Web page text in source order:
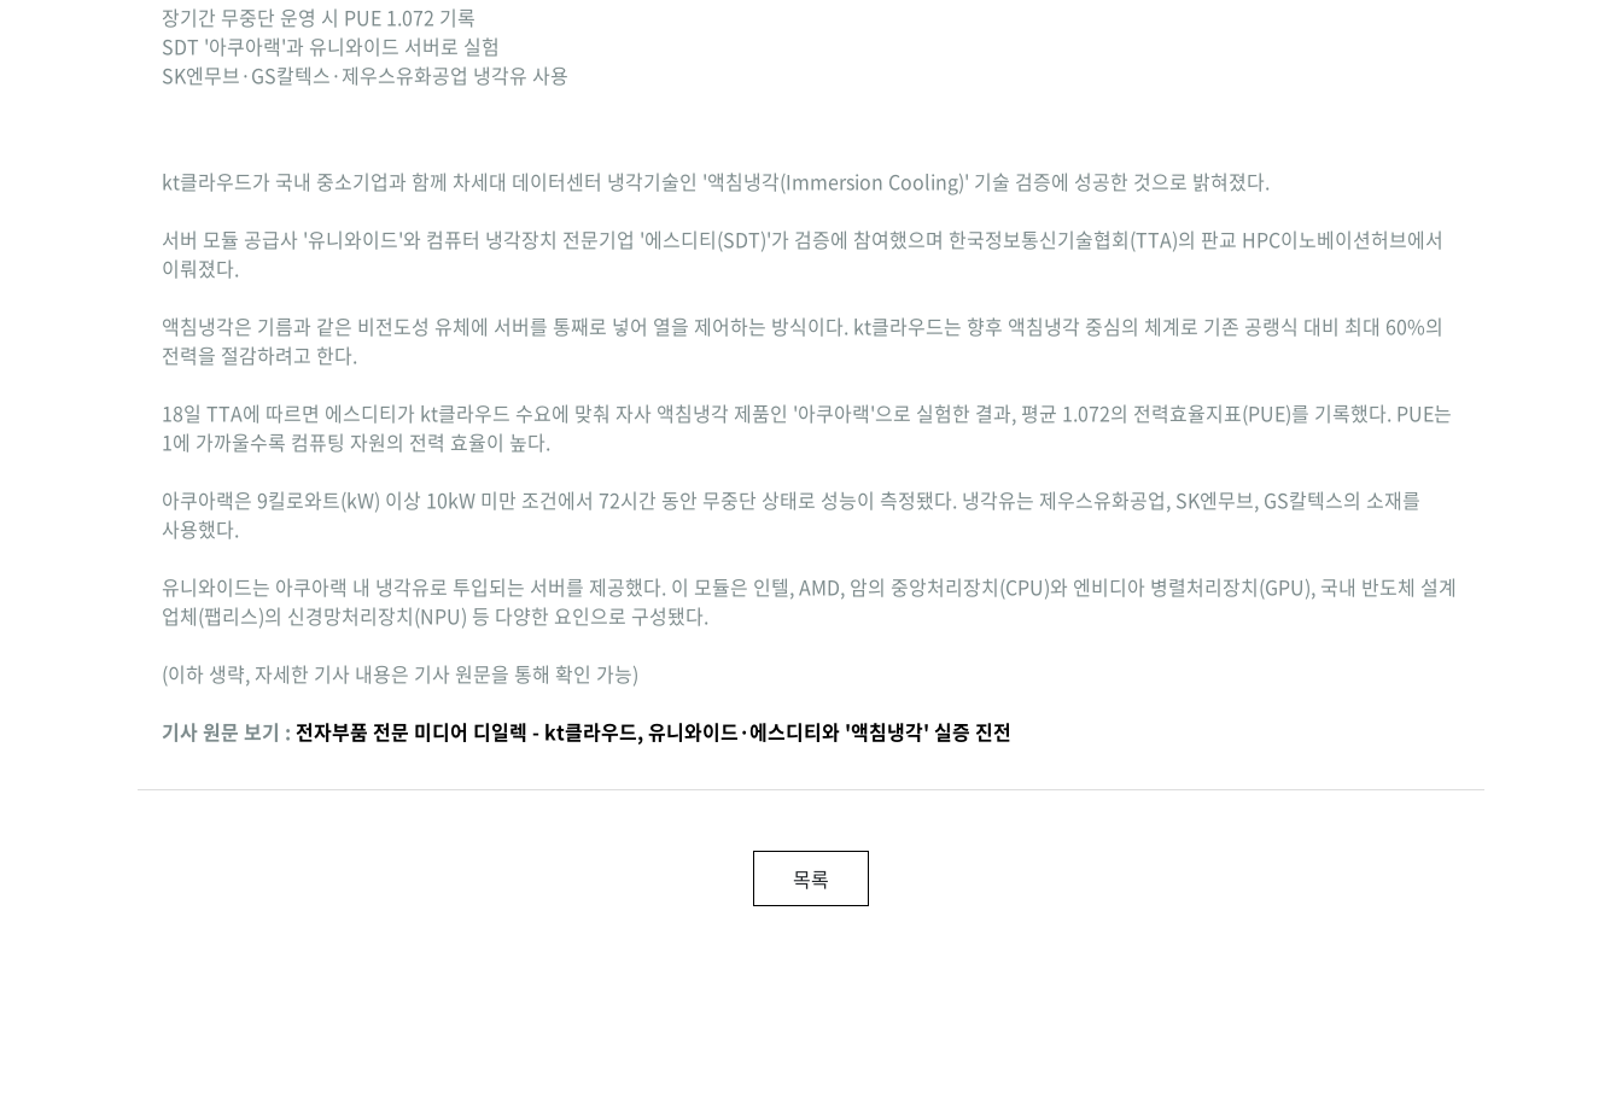
장기간 무중단 운영 시 PUE 1.072 기록
SDT '아쿠아랙'과 유니와이드 서버로 실험
SK엔무브·GS칼텍스·제우스유화공업 냉각유 사용
kt클라우드가 국내 중소기업과 함께 차세대 데이터센터 냉각기술인 '액침냉각(Immersion Cooling)' 기술 검증에 성공한 것으로 밝혀졌다.
서버 모듈 공급사 '유니와이드'와 컴퓨터 냉각장치 전문기업 '에스디티(SDT)'가 검증에 참여했으며 한국정보통신기술협회(TTA)의 판교 HPC이노베이션허브에서
이뤄졌다.
액침냉각은 기름과 같은 비전도성 유체에 서버를 통째로 넣어 열을 제어하는 방식이다. kt클라우드는 향후 액침냉각 중심의 체계로 기존 공랭식 대비 최대 60%의
전력을 절감하려고 한다.
18일 TTA에 따르면 에스디티가 kt클라우드 수요에 맞춰 자사 액침냉각 제품인 '아쿠아랙'으로 실험한 결과, 평균 1.072의 전력효율지표(PUE)를 기록했다. PUE는
1에 가까울수록 컴퓨팅 자원의 전력 효율이 높다.
아쿠아랙은 9킬로와트(kW) 이상 10kW 미만 조건에서 72시간 동안 무중단 상태로 성능이 측정됐다. 냉각유는 제우스유화공업, SK엔무브, GS칼텍스의 소재를
사용했다.
유니와이드는 아쿠아랙 내 냉각유로 투입되는 서버를 제공했다. 이 모듈은 인텔, AMD, 암의 중앙처리장치(CPU)와 엔비디아 병렬처리장치(GPU), 국내 반도체 설계
업체(팹리스)의 신경망처리장치(NPU) 등 다양한 요인으로 구성됐다.
(이하 생략, 자세한 기사 내용은 기사 원문을 통해 확인 가능)
기사 원문 보기 : 전자부품 전문 미디어 디일렉 - kt클라우드, 유니와이드·에스디티와 '액침냉각' 실증 진전
목록